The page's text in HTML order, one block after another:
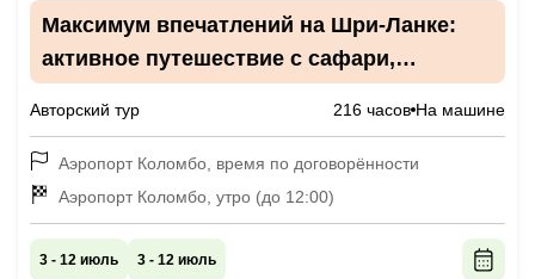
Максимум впечатлений на Шри-Ланке:
активное путешествие с сафари,
Авторский тур 216 часов На машине
Аэропорт Коломбо, время по договорённости
Аэропорт Коломбо, утро (до 12:00)
3 - 12 июль 3 - 12 июль